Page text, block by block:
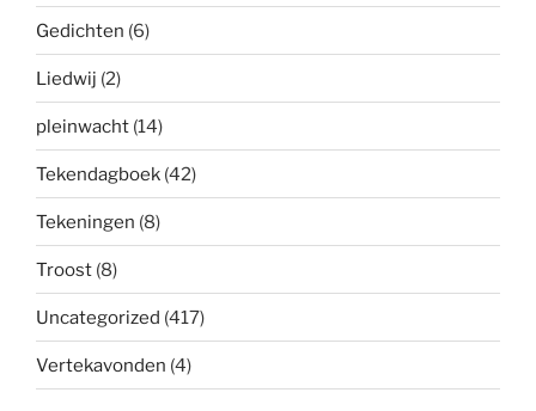
Gedichten (6)
Liedwij (2)
pleinwacht (14)
Tekendagboek (42)
Tekeningen (8)
Troost (8)
Uncategorized (417)
Vertekavonden (4)